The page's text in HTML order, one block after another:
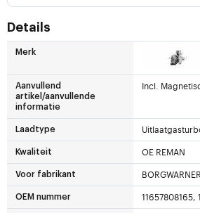
Details
Merk
Aanvullend
artikel/aanvullende
informatie
Incl.
Laadtype
Kwaliteit OE REMAN
Voor fabrikant BORGWARNER
OEM nummer 11657808165,